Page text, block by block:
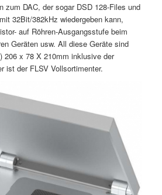
zum DAC, der sogar DSD 128-Files und
32Bit/382kHz wiedergeben kann,
auf Röhren-Ausgangsstufe beim
Geräten usw. All diese Geräte sind
206 x 78 X 210mm inklusive der
ist der FLSV Vollsortimenter.